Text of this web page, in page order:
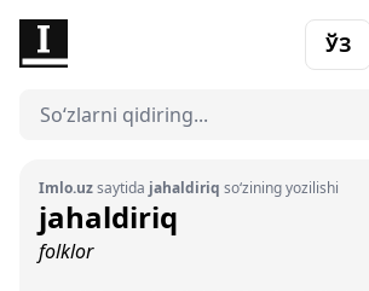
ЎЗ
Imlo.uzsaytida jahaldiriq so‘zining yozilishi
jahaldiriq
folklor